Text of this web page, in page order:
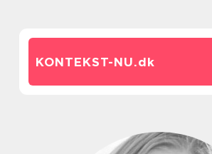
KONTEKST-NU.dk